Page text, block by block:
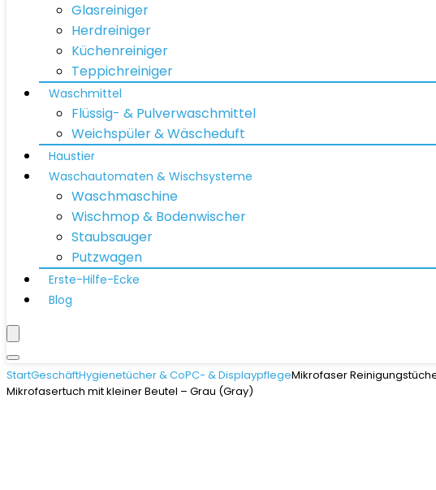
Glasreiniger
Herdreiniger
Küchenreiniger
Teppichreiniger
Waschmittel
Flüssig- & Pulverwaschmittel
Weichspüler & Wäscheduft
Haustier
Waschautomaten & Wischsysteme
Waschmaschine
Wischmop & Bodenwischer
Staubsauger
Putzwagen
Erste-Hilfe-Ecke
Blog
StartGeschäftHygienetücher & CoPC- & DisplaypflegeMikrofaser
Mikrofasertuch mit kleiner Beutel – Grau (Gray)